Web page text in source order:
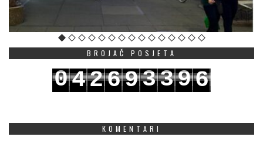
BROJAČ POSJETA
042693396
KOMENTARI